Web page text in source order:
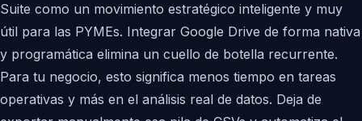
Suite como un movimiento estratégico inteligente y muy
útil para las PYMEs. Integrar Google Drive de forma nativa
y programática elimina un cuello de botella recurrente.
Para tu negocio, esto significa menos tiempo en tareas
operativas y más en el análisis real de datos. Deja de